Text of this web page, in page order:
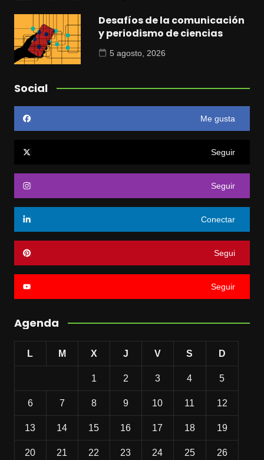
Desafíos de la comunicación
y periodismo de ciencias
5 agosto, 2026
Social
Me gusta
Seguir
Seguir
Conectar
Segui
Seguir
Agenda
L M X J V S D
1 2 3 4 5
6 7 8 9 10 11 12
13 14 15 16 17 18 19
20 21 22 23 24 25 26